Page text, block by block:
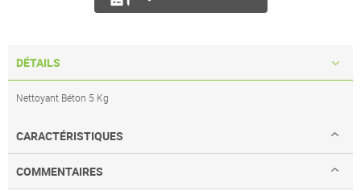
DÉTAILS
Nettoyant Béton 5 Kg
CARACTÉRISTIQUES
COMMENTAIRES